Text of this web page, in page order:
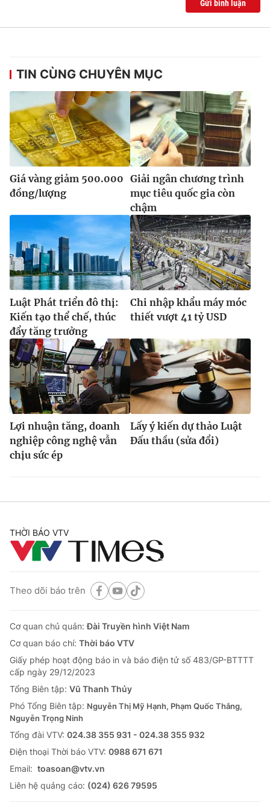
Gửi bình luận
TIN CÙNG CHUYÊN MỤC
Giá vàng giảm 500.000
đồng/lượng
Giải ngân chương trình
mục tiêu quốc gia còn
chậm
Luật Phát triển đô thị:
Kiến tạo thể chế, thúc
đẩy tăng trưởng
Chi nhập khẩu máy móc
thiết vượt 41 tỷ USD
Lợi nhuận tăng, doanh
nghiệp công nghệ vẫn
chịu sức ép
Lấy ý kiến dự thảo Luật
Đấu thầu (sửa đổi)
THỜI BÁO VTV
Theo dõi báo trên
Cơ quan chủ quản:Đài Truyền hình Việt Nam
Cơ quan báo chí: Thời báo VTV
Giấy phép hoạt động báo in và báo điện tử số 483/GP-BTTTT
cấp ngày 29/12/2023
Tổng Biên tập: Vũ Thanh Thủy
Phó Tổng Biên tập: Nguyễn Thị Mỹ Hạnh, Phạm Quốc Thắng,
Nguyễn Trọng Ninh
Tổng đài VTV: 024.38 355 931 - 024.38 355 932
Ðiện thoại Thời báo VTV: 0988 671 671
Email: toasoan@vtv.vn
Liên hệ quảng cáo: (024) 626 79595